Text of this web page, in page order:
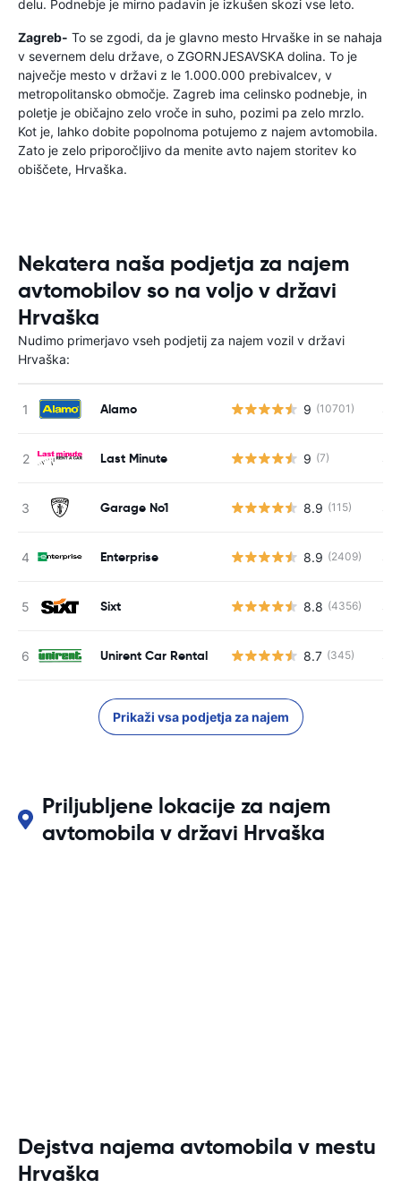
delu. Podnebje je mirno padavin je izkušen skozi vse leto.
Zagreb- To se zgodi, da je glavno mesto Hrvaške in se nahaja
v severnem delu države, o ZGORNJESAVSKA dolina. To je
največje mesto v državi z le 1.000.000 prebivalcev, v
metropolitansko območje. Zagreb ima celinsko podnebje, in
poletje je običajno zelo vroče in suho, pozimi pa zelo mrzlo.
Kot je, lahko dobite popolnoma potujemo z najem avtomobila.
Zato je zelo priporočljivo da menite avto najem storitev ko
obiščete, Hrvaška.
Nekatera naša podjetja za najem
avtomobilov so na voljo v državi
Hrvaška
Nudimo primerjavo vseh podjetij za najem vozil v državi
Hrvaška:
Alamo 9 (10701)
Last Minute 9 (7)
Garage No1 8.9 (115)
Enterprise 8.9 (2409)
Sixt 8.8 (4356)
Unirent Car Rental 8.7 (345)
Prikaži vsa podjetja za najem
Priljubljene lokacije za najem
avtomobila v državi Hrvaška
Dejstva najema avtomobila v mestu
Hrvaška